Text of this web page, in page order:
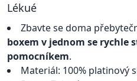
Lékué
Zbavte se doma
boxem v jednom se rychle
pomocníkem.
Materiál: 100% platinový